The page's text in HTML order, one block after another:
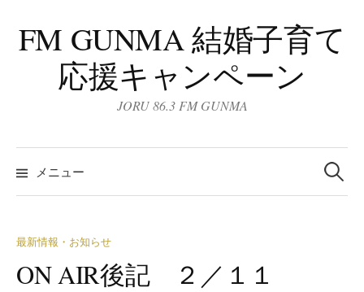
ン
テ
FM GUNMA 結婚子育て
応援キャンペーン
JORU 86.3 FM GUNMA
メニュー
検
索:
最新情報・お知らせ
ON AIR後記 ２／１１